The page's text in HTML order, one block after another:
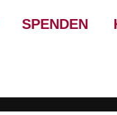
SPENDEN